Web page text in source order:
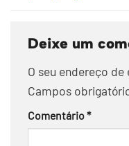
Deixe um
O seu endereço
Campos
Comentário*